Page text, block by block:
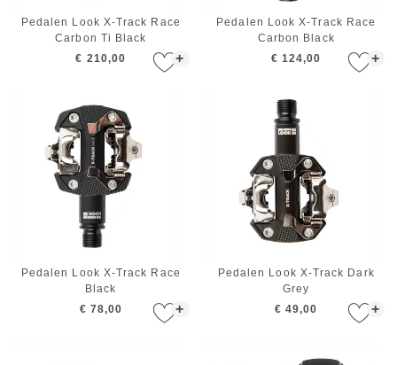
+
Pedalen Look X-Track Race
Carbon Ti Black
€ 210,00
+
Pedalen Look X-Track Race
Carbon Black
€ 124,00
+
Pedalen Look X-Track Race
Black
€ 78,00
+
Pedalen Look X-Track Dark
Grey
€ 49,00